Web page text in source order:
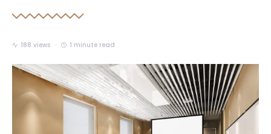
188 views 1 minute read